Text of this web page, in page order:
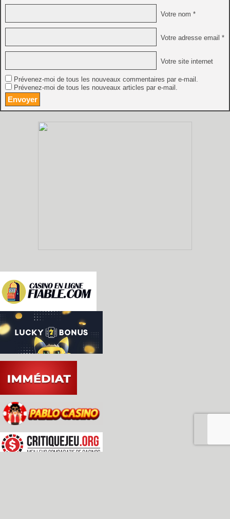
Votre nom *
Votre adresse email *
Votre site internet
Prévenez-moi de tous les nouveaux commentaires par e-mail.
Prévenez-moi de tous les nouveaux articles par e-mail.